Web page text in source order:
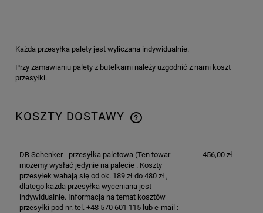
Każda przesyłka palety jest wyliczana indywidualnie.
Przy zamawianiu palety z butelkami należy uzgodnić z nami koszt
przesyłki.
KOSZTY DOSTAWY
CENA NIE ZAWIERA EWENTUALNYCH KOSZTÓW
DB Schenker - przesyłka paletowa(Ten towar
możemy wysłać jedynie na palecie . Koszty
przesyłek wahają się od ok. 189 zł do 480 zł ,
dlatego każda przesyłka wyceniana jest
indywidualnie. Informacja na temat kosztów
przesyłki pod nr. tel. +48 570 601 115 lub e-mail :
456,00 zł